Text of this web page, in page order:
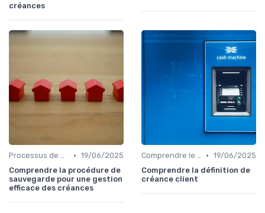
créances
Processus de Recouvrement • 19/06/2025
Comprendre la procédure de
sauvegarde pour une gestion
efficace des créances
Comprendre le Recouvrement de Créances • 19/06/2025
Comprendre la définition de
créance client